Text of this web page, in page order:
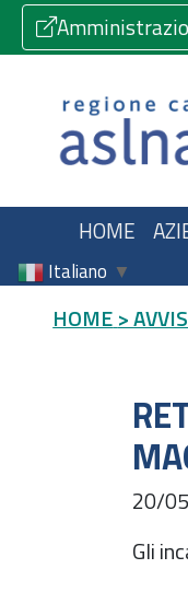
HOME
Italiano ▼
HOME >
20/
Gli